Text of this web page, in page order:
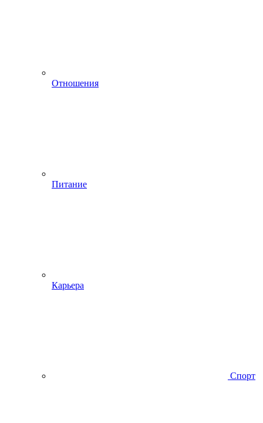
Отношения
Питание
Карьера
Спорт